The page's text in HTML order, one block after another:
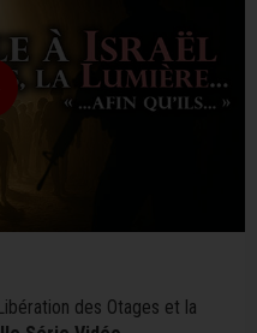
des Otages et la